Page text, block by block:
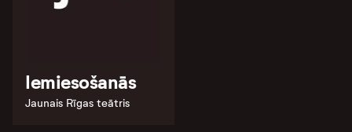
Iemiesošanās
Jaunais Rīgas teātris